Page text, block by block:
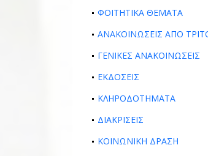
ΦΟΙΤΗΤΙΚΑ ΘΕΜΑΤΑ
ΑΝΑΚΟΙΝΩΣΕΙΣ ΑΠΟ
ΓΕΝΙΚΕΣ ΑΝΑΚΟΙΝΩΣΕΙΣ
ΕΚΔΟΣΕΙΣ
ΚΛΗΡΟΔΟΤΗΜΑΤΑ
ΔΙΑΚΡΙΣΕΙΣ
ΚΟΙΝΩΝΙΚΗ ΔΡΑΣΗ